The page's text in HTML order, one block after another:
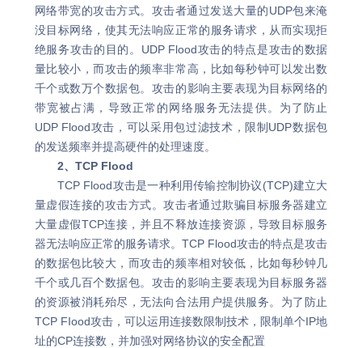
网络带宽的攻击方式。攻击者通过发送大量的UDP包来淹
没目标网络，使其无法响应正常的服务请求，从而实现拒
绝服务攻击的目的。UDP Flood攻击的特点是攻击的数据
量比较小，而攻击的频率非常高，比如每秒钟可以发出数
千个或数万个数据包。攻击的影响主要表现为目标网络的
带宽被占满，导致正常的网络服务无法提供。为了防止
UDP Flood攻击，可以采用包过滤技术，限制UDP数据包
的发送频率并提高硬件的处理速度。
2、TCP Flood
TCP Flood攻击是一种利用传输控制协议(TCP)建立大
量虚假连接的攻击方式。攻击者通过欺骗目标服务器建立
大量虚假TCP连接，并且不释放连接资源，导致目标服务
器无法响应正常的服务请求。TCP Flood攻击的特点是攻击
的数据包比较大，而攻击的频率相对较低，比如每秒钟几
千个或几百个数据包。攻击的影响主要表现为目标服务器
的资源被消耗殆尽，无法向合法用户提供服务。为了防止
TCP FIood攻击，可以运用连接数限制技术，限制单个IP地
址的CP连接数，并加强对网络协议的安全配置